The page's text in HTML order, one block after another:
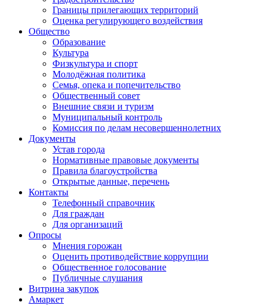
Границы прилегающих территорий
Оценка регулирующего воздействия
Общество
Образование
Культура
Физкультура и спорт
Молодёжная политика
Семья, опека и попечительство
Общественный совет
Внешние связи и туризм
Муниципальный контроль
Комиссия по делам несовершеннолетних
Документы
Устав города
Нормативные правовые документы
Правила благоустройства
Открытые данные, перечень
Контакты
Телефонный справочник
Для граждан
Для организаций
Опросы
Мнения горожан
Оценить противодействие коррупции
Общественное голосование
Публичные слушания
Витрина закупок
Амаркет